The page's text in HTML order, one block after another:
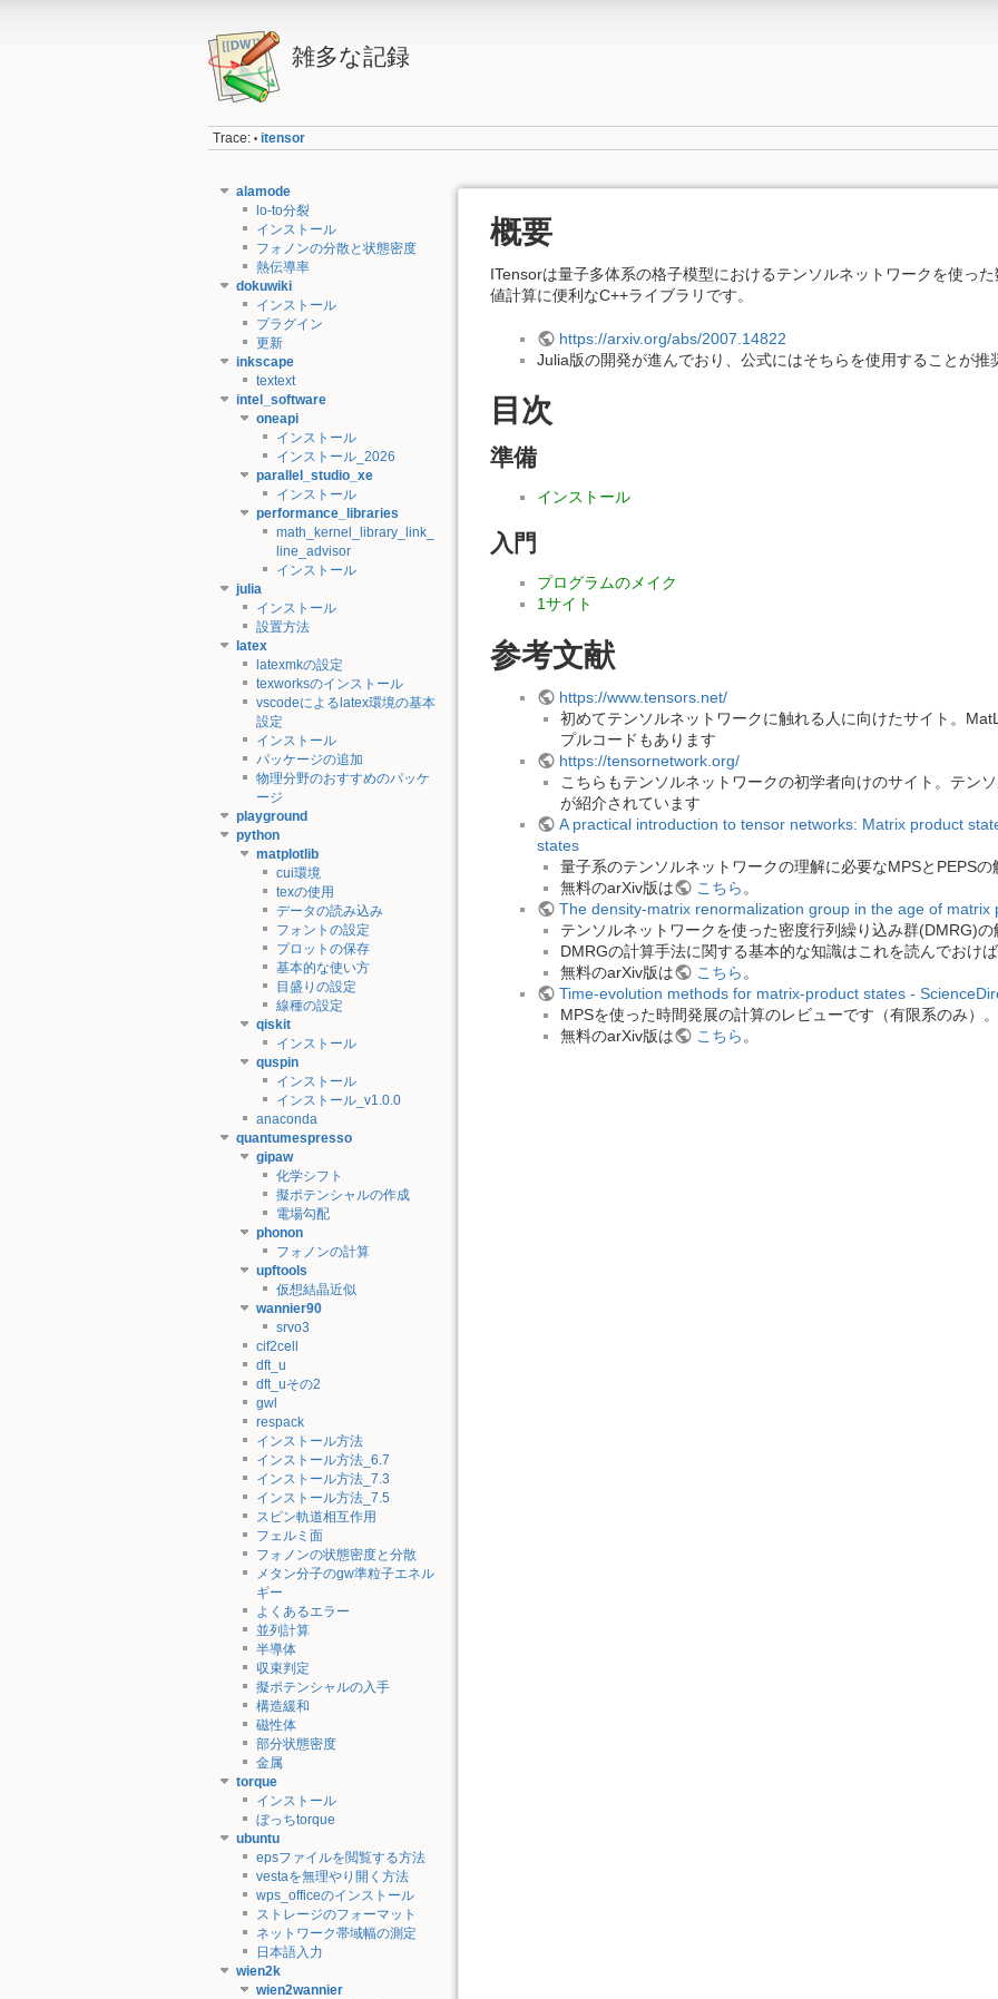
雑多な記録
Trace: • itensor
alamode
lo-to分裂
インストール
フォノンの分散と状態密度
熱伝導率
dokuwiki
インストール
プラグイン
更新
inkscape
textext
intel_software
oneapi
インストール
インストール_2026
parallel_studio_xe
インストール
performance_libraries
math_kernel_library_link_
line_advisor
インストール
julia
インストール
設置方法
latex
latexmkの設定
texworksのインストール
vscodeによるlatex環境の基本
設定
インストール
パッケージの追加
物理分野のおすすめのパッケ
ージ
playground
python
matplotlib
cui環境
texの使用
データの読み込み
フォントの設定
プロットの保存
基本的な使い方
目盛りの設定
線種の設定
qiskit
インストール
quspin
インストール
インストール_v1.0.0
anaconda
quantumespresso
gipaw
化学シフト
擬ポテンシャルの作成
電場勾配
phonon
フォノンの計算
upftools
仮想結晶近似
wannier90
srvo3
cif2cell
dft_u
dft_uその2
gwl
respack
インストール方法
インストール方法_6.7
インストール方法_7.3
インストール方法_7.5
スピン軌道相互作用
フェルミ面
フォノンの状態密度と分散
メタン分子のgw準粒子エネル
ギー
よくあるエラー
並列計算
半導体
収束判定
擬ポテンシャルの入手
構造緩和
磁性体
部分状態密度
金属
torque
インストール
ぼっちtorque
ubuntu
epsファイルを閲覧する方法
vestaを無理やり開く方法
wps_officeのインストール
ストレージのフォーマット
ネットワーク帯域幅の測定
日本語入力
wien2k
wien2wannier
概要
ITensorは量子多体系の格子模型におけるテンソルネットワークを使った
値計算に便利なC++ライブラリです。
https://arxiv.org/abs/2007.14822
Julia版の開発が進んでおり、公式にはそちらを使用することが推
目次
準備
インストール
入門
プログラムのメイク
1サイト
参考文献
https://www.tensors.net/
初めてテンソルネットワークに触れる人に向けたサイト。
プルコードもあります
https://tensornetwork.org/
こちらもテンソルネットワークの初学者向けのサイト。テン
が紹介されています
A practical introduction to tensor networks: Matrix product
states
量子系のテンソルネットワークの理解に必要なMPSとPEPSの
無料のarXiv版は
こちら。
The density-matrix renormalization group in the age of matrix
テンソルネットワークを使った密度行列繰り込み群(DMRG)の
DMRGの計算手法に関する基本的な知識はこれを読んでおけ
無料のarXiv版は
こちら。
Time-evolution methods for matrix-product states -
MPSを使った時間発展の計算のレビューです（有限系のみ）。
無料のarXiv版は
こちら。